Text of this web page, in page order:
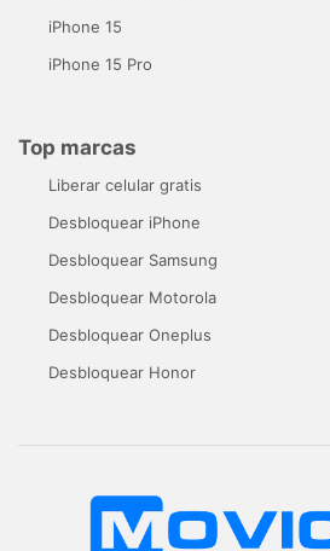
iPhone 15
iPhone 15 Pro
Top marcas
Liberar celular gratis
Desbloquear iPhone
Desbloquear Samsung
Desbloquear Motorola
Desbloquear Oneplus
Desbloquear Honor